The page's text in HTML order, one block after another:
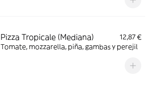
Pizza Tropicale (Mediana)
12,87 €
Tomate, mozzarella, piña, gambas y perejil